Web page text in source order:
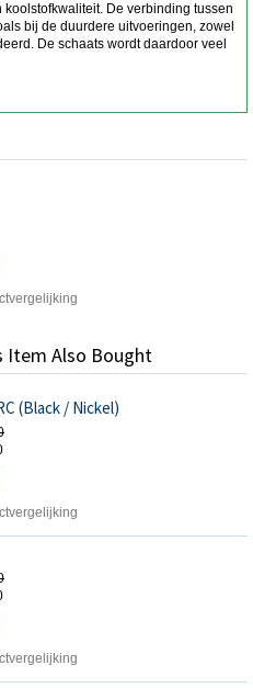
koolstofkwaliteit. De verbinding tussen
bij de duurdere uitvoeringen, zowel
De schaats wordt daardoor veel
Item Also Bought
(Black / Nickel)